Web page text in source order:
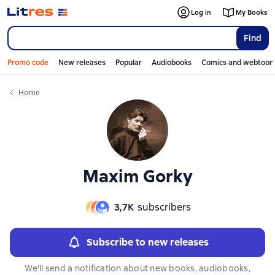
Find
Log in My Books
Promo code New releases Popular Audiobooks Comics and
Home
Maxim Gorky
3,7К subscribers
Subscribe to new releases
We'll send a notification about new books, audiobooks,
Слайдер с книгами
Слайдер с книгами